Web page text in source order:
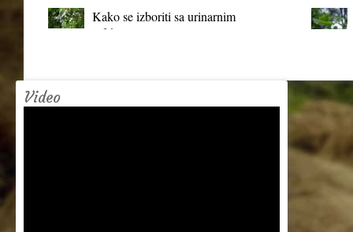
Kako se izboriti sa urinarnim
infekcijama?
Video